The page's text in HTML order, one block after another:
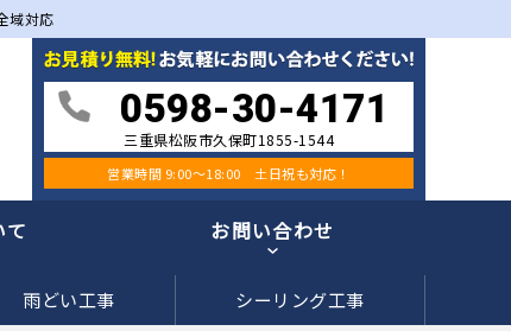
域対応
0598-30-4171
三重県松阪市久保町1855-1544
営業時間 9:00〜18:00 土日祝も対応！
て お問い合わせ
雨どい工事 シーリング工事